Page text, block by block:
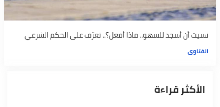
نسيت أن أسجد للسهو.. ماذا أفعل؟.. تعرّف على الحكم الشرعي
الفتاوى
الأكثر قراءة